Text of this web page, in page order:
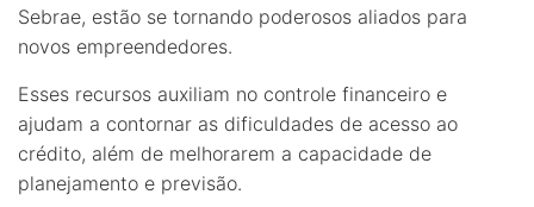
Sebrae, estão se tornando poderosos aliados para
novos empreendedores.
Esses recursos auxiliam no controle financeiro e
ajudam a contornar as dificuldades de acesso ao
crédito, além de melhorarem a capacidade de
planejamento e previsão.